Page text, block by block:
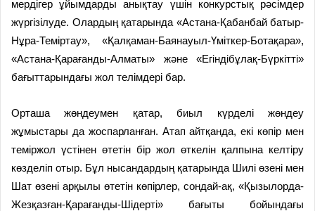
мердігер ұйымдарды анықтау үшін конкурстық рәсімдер
жүргізілуде. Олардың қатарында «Астана-Қабанбай батыр-
Нұра-Теміртау», «Қалқаман-Баянауыл-Үміткер-Ботақара»,
«Астана-Қарағанды-Алматы» және «Егіндібұлақ-Бүркітті»
бағыттарындағы жол телімдері бар.
Орташа жөндеумен қатар, биыл күрделі жөндеу
жұмыстары да жоспарланған. Атап айтқанда, екі көпір мен
теміржол үстінен өтетін бір жол өткелін қалпына келтіру
көзделіп отыр. Бұл нысандардың қатарында Шилі өзені мен
Шат өзені арқылы өтетін көпірлер, сондай-ақ, «Қызылорда-
Жезқазған-Қарағанды-Шідерті» бағыты бойындағы